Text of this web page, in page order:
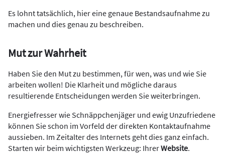
Es lohnt tatsächlich, hier eine genaue Bestandsaufnahme zu
machen und dies genau zu beschreiben.
Mut zur Wahrheit
Haben Sie den Mut zu bestimmen, für wen, was und wie Sie
arbeiten wollen! Die Klarheit und mögliche daraus
resultierende Entscheidungen werden Sie weiterbringen.
Energiefresser wie Schnäppchenjäger und ewig Unzufriedene
können Sie schon im Vorfeld der direkten Kontaktaufnahme
aussieben. Im Zeitalter des Internets geht dies ganz einfach.
Starten wir beim wichtigsten Werkzeug: IhrerWebsite.